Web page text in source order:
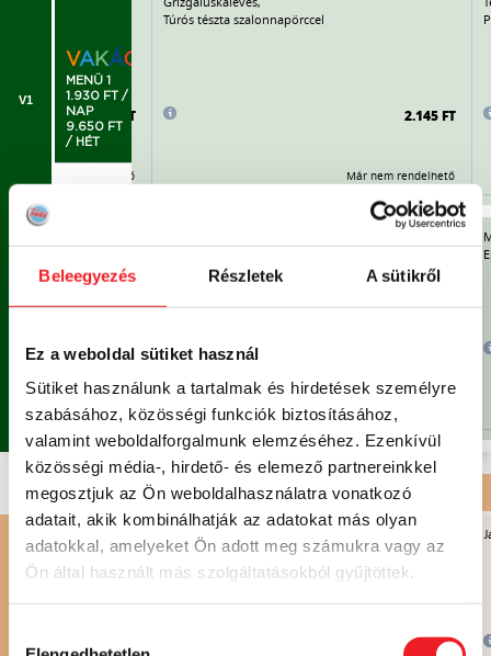
Beleegyezés Részletek A sütikről
Ez a weboldal sütiket használ
Sütiket használunk a tartalmak és hirdetések személyre
szabásához, közösségi funkciók biztosításához,
valamint weboldalforgalmunk elemzéséhez. Ezenkívül
közösségi média-, hirdető- és elemező partnereinkkel
megosztjuk az Ön weboldalhasználatra vonatkozó
adatait, akik kombinálhatják az adatokat más olyan
adatokkal, amelyeket Ön adott meg számukra vagy az
Ön által használt más szolgáltatásokból gyűjtöttek.
V1
VAKÁC
MENÜ 1
1.930 FT /
NAP
9.650 FT
/ HÉT
2.215 FT
Már nem rendelhető
Túrós tészta szalonnapörccel
2.145 FT
Már nem rendelhető
NAP
9.650 FT
rendelhető
zsömle),
2.215 FT
Már nem rendelhető Már nem rendelhető
DESSZERT ÉS SÜTEMÉNY | HAGYOMÁNYOS KONYHA
Gyümölcsrizs ananásszal és őszibarackkal
850 FT